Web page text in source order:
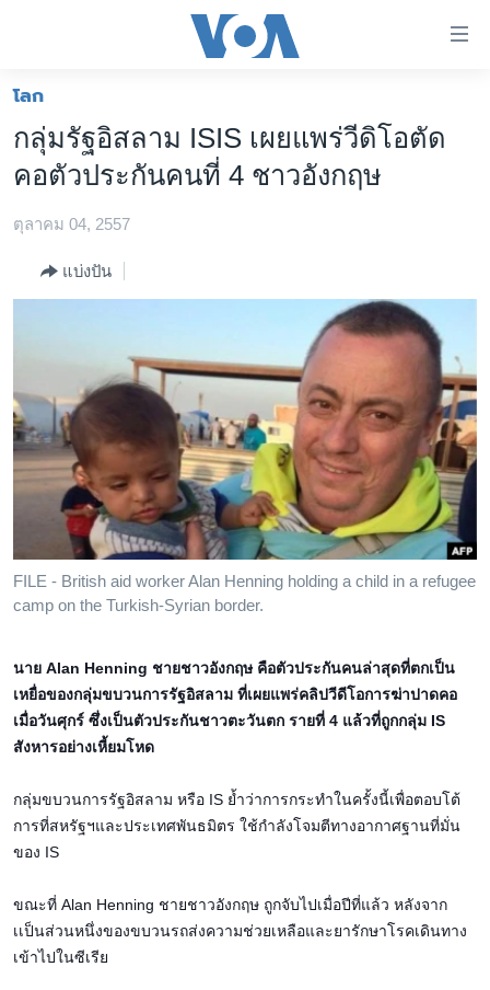
ต่อ
ไป
เนื้อหา
ข้าม
การ
ค้นหา
โลก
เอเชีย
สหรัฐฯ
ไทย
สังคมและสุขภาพ
ไลฟ์สไตล์
ตรวจสอบข่าว
เรียนรู้ภาษาอังกฤษ
พอดคาสต์
ติดตามเรา
เลือกภาษา
โลก
กลุ่มรัฐอิสลาม ISIS เผยแพร่วีดิโอตัด
คอตัวประกันคนที่ 4 ชาวอังกฤษ
ตุลาคม 04, 2557
แบ่งปัน
FILE - British aid worker Alan Henning holding a child in a refugee
camp on the Turkish-Syrian border.
นาย Alan Henning ชายชาวอังกฤษ คือตัวประกันคนล่าสุดที่ตกเป็น
เหยื่อของกลุ่มขบวนการรัฐอิสลาม ที่เผยแพร่คลิปวีดีโอการฆ่าปาดคอ
เมื่อวันศุกร์ ซึ่งเป็นตัวประกันชาวตะวันตก รายที่ 4 แล้วที่ถูกกลุ่ม IS
สังหารอย่างเหี้ยมโหด
กลุ่มขบวนการรัฐอิสลาม หรือ IS ย้ำว่าการกระทำในครั้งนี้เพื่อตอบโต้
การที่สหรัฐฯและประเทศพันธมิตร ใช้กำลังโจมตีทางอากาศฐานที่มั่น
ของ IS
ขณะที่ Alan Henning ชายชาวอังกฤษ ถูกจับไปเมื่อปีที่แล้ว หลังจาก
เเป็นส่วนหนึ่งของขบวนรถส่งความช่วยเหลือและยารักษาโรคเดินทาง
เข้าไปในซีเรีย